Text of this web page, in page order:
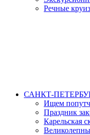
Речные
САНКТ-
Ищем
Праздник
Карельская